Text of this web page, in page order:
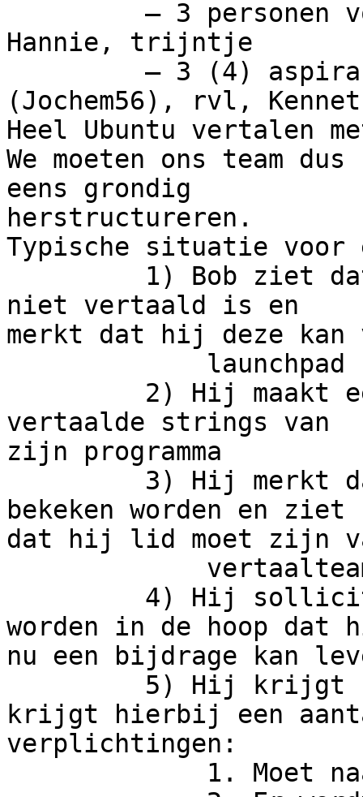
Hannie, trijntje
(Jochem56), rvl,
Heel Ubuntu vertalen
We moeten ons team dus
eens grondig
herstructureren.
Typische situatie
niet vertaald is en
merkt dat hij deze
vertaalde strings van
zijn programma
bekeken worden en ziet
dat hij lid moet zijn
worden in de hoop
nu een bijdrage kan
krijgt hierbij een
verplichtingen: